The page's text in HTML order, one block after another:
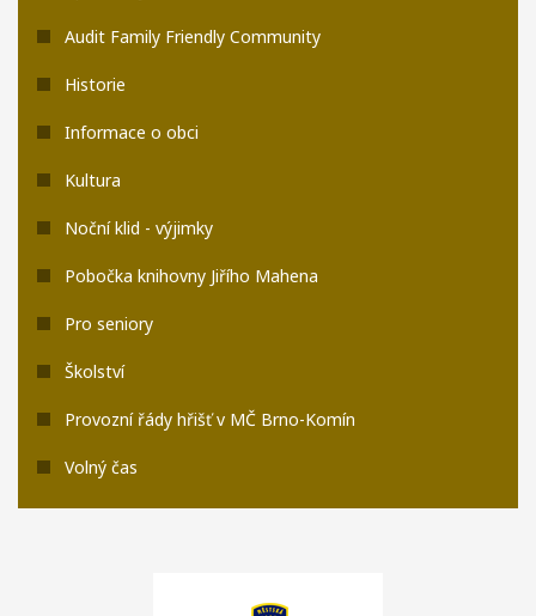
Audit Family Friendly Community
Historie
Informace o obci
Kultura
Noční klid - výjimky
Pobočka knihovny Jiřího Mahena
Pro seniory
Školství
Provozní řády hřišť v MČ Brno-Komín
Volný čas